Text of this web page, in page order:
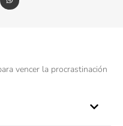
vencer la procrastinación